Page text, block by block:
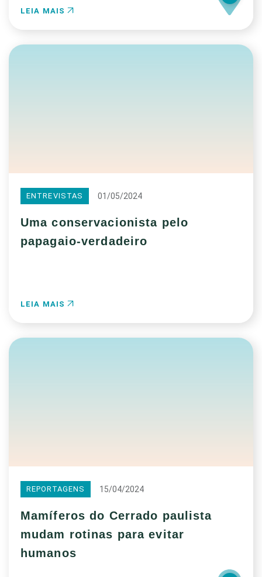
LEIA MAIS
ENTREVISTAS 01/05/2024
Uma conservacionista pelo
papagaio-verdadeiro
LEIA MAIS
REPORTAGENS 15/04/2024
Mamíferos do Cerrado paulista
mudam rotinas para evitar
humanos